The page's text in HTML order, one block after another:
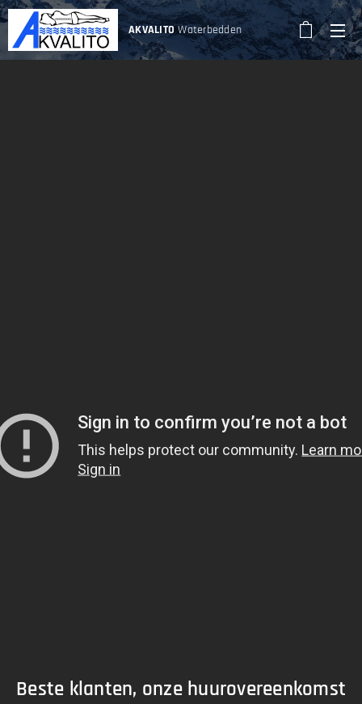
AKVALITOWaterbedden
Beste klanten, onze huurovereenkomst